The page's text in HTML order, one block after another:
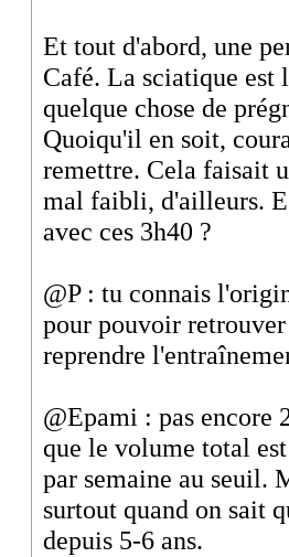
Et tout d'abord, une
Café. La sciatique est
quelque chose de
Quoiqu'il en soit,
remettre. Cela faisait
mal faibli, d'ailleurs.
avec ces 3h40 ?
@P : tu connais
pour pouvoir retrouver
reprendre
@Epami : pas encore
que le volume total
par semaine au seuil.
surtout quand on sait
depuis 5-6 ans.